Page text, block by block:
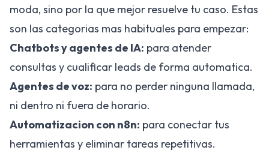
moda, sino por la que mejor resuelve tu caso. Estas
son las categorias mas habituales para empezar:
Chatbots y agentes de IA: para atender
consultas y cualificar leads de forma automatica.
Agentes de voz: para no perder ninguna llamada,
ni dentro ni fuera de horario.
Automatizacion con n8n: para conectar tus
herramientas y eliminar tareas repetitivas.